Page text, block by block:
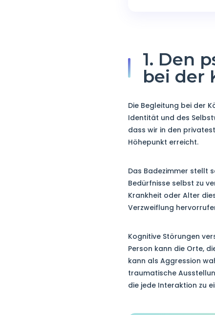
1. Den
bei der
Die Begleitung bei der
Identität und des
dass wir in den
Höhepunkt erreicht.
Das Badezimmer stellt
Bedürfnisse selbst zu
Krankheit oder Alter
Verzweiflung
Kognitive Störungen
Person kann die Orte,
kann als Aggression
traumatische
die jede Interaktion zu